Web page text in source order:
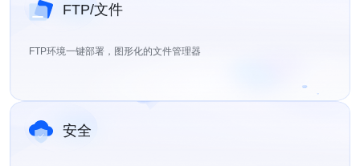
FTP/文件
FTP环境一键部署，图形化的文件管理器
安全